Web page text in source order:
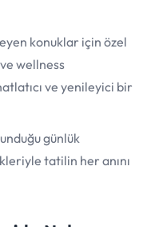
konuklar için özel
wellness
ve yenileyici bir
günlük
tatilin her anını